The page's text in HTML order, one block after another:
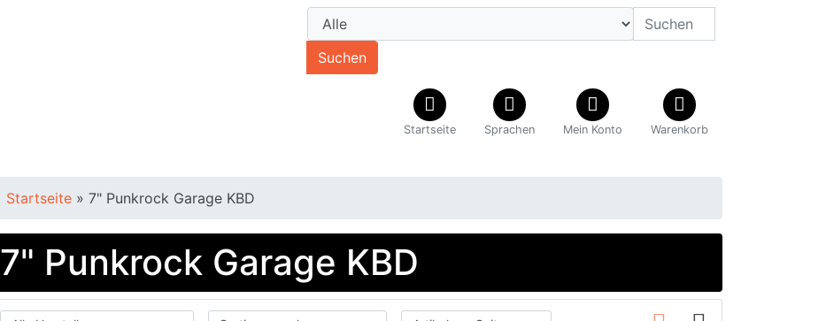
Suchen
Startseite Sprachen Mein Konto Warenkorb
Startseite » 7" Punkrock Garage KBD
7" Punkrock Garage KBD